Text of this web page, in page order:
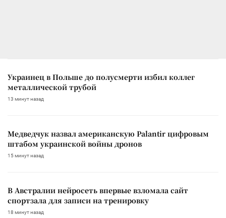
Украинец в Польше до полусмерти избил коллег
металлической трубой
13 минут назад
Медведчук назвал американскую Palantir цифровым
штабом украинской войны дронов
15 минут назад
В Австралии нейросеть впервые взломала сайт
спортзала для записи на тренировку
18 минут назад